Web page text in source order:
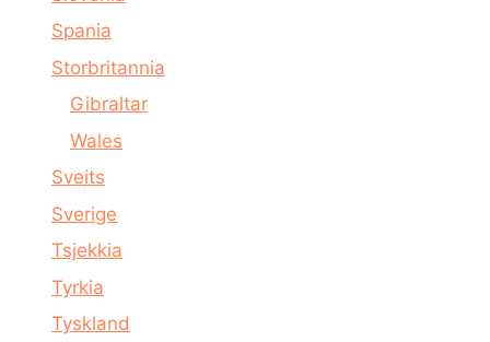
Spania
Storbritannia
Gibraltar
Wales
Sveits
Sverige
Tsjekkia
Tyrkia
Tyskland